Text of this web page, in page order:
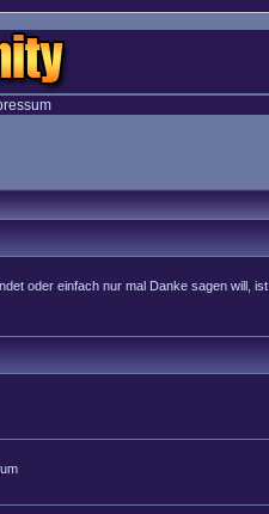
oder einfach nur mal Danke sagen will, ist